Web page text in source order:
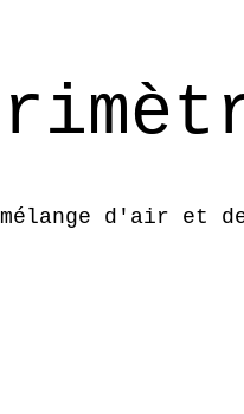
d'air et